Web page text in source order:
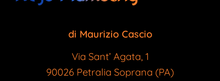
di Maurizio Cascio
Via Sant’ Agata, 1
90026 Petralia Soprana (PA)